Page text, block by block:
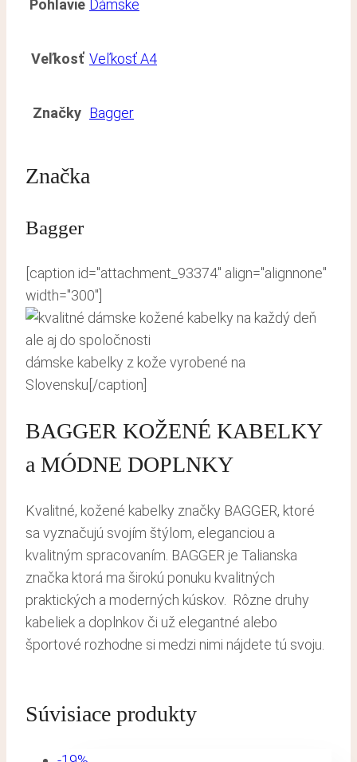
Pohlavie Dámske
Veľkosť Veľkosť A4
Značky Bagger
Značka
Bagger
[caption id="attachment_93374" align="alignnone"
width="300"]
dámske kabelky z kože vyrobené na
Slovensku[/caption]
BAGGER KOŽENÉ KABELKY
a MÓDNE DOPLNKY
Kvalitné, kožené kabelky značky BAGGER, ktoré
sa vyznačujú svojím štýlom, eleganciou a
kvalitným spracovaním. BAGGER je Talianska
značka ktorá ma širokú ponuku kvalitných
praktických a moderných kúskov. Rôzne druhy
kabeliek a doplnkov či už elegantné alebo
športové rozhodne si medzi nimi nájdete tú svoju.
Súvisiace produkty